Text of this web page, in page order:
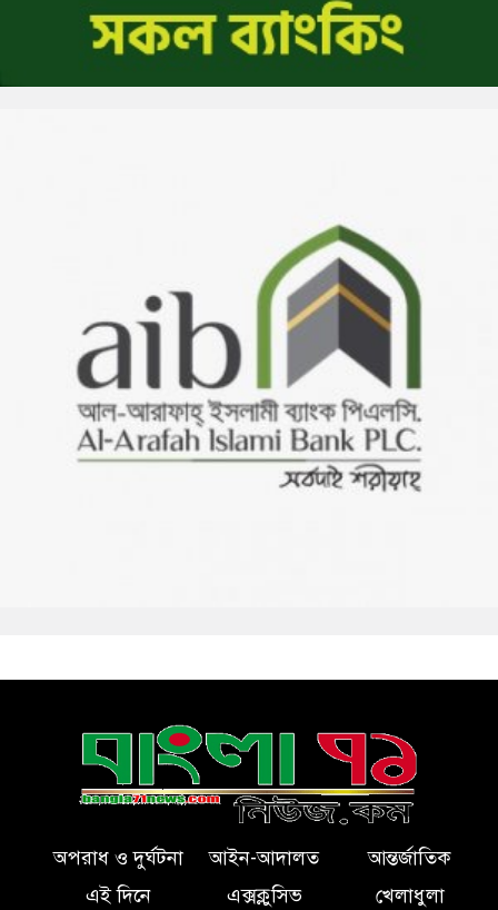
অপরাধ ও দুর্ঘটনা আইন-আদালত
আন্তর্জাতিক
এই দিনে
এক্সক্লুসিভ
খেলাধুলা